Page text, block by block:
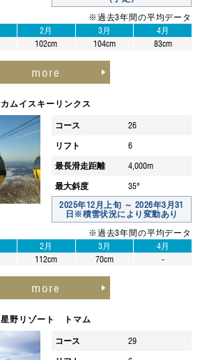
※過去3年間の平均データ
2月
102cm
3月
104cm
4月
83cm
more
カムイスキーリンクス
コース
26
リフト
6
最長滑走距離
4,000m
最大斜度
35°
2025年12月上旬 ～ 2026年3月31
日※積雪状況により変動あり
※過去3年間の平均データ
2月
112cm
3月
70cm
4月
-
more
星野リゾート トマム
コース
29